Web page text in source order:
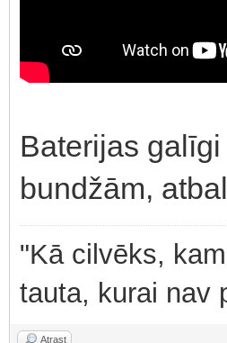
Baterijas
bundžām,
"Kā cilvēks,
tauta, kurai nav
Atrast